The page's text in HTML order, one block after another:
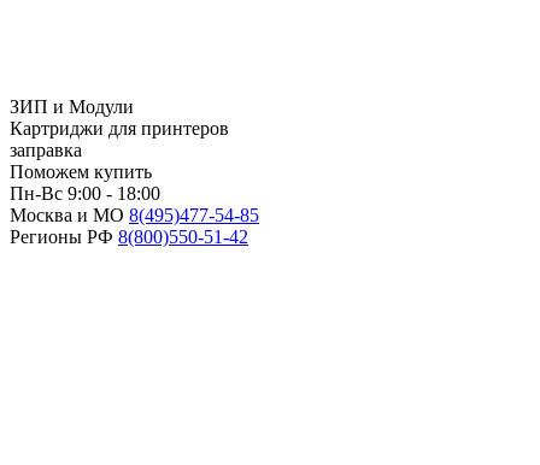
ЗИП и Модули
Картриджи для принтеров
заправка
Поможем купить
Пн-Вс 9:00 - 18:00
Москва и МО 8(495)477-54-85
Регионы РФ 8(800)550-51-42